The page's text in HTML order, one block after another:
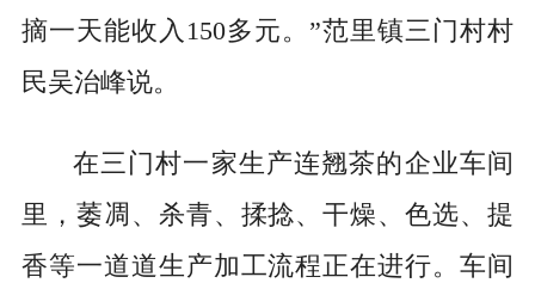
摘一天能收入150多元。”范里镇三门村村
民吴治峰说。
在三门村一家生产连翘茶的企业车间
里，萎凋、杀青、揉捻、干燥、色选、提
香等一道道生产加工流程正在进行。车间